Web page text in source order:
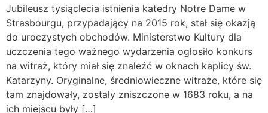
Jubileusz tysiąclecia istnienia katedry Notre Dame w
Strasbourgu, przypadający na 2015 rok, stał się okazją
do uroczystych obchodów. Ministerstwo Kultury dla
uczczenia tego ważnego wydarzenia ogłosiło konkurs
na witraż, który miał się znaleźć w oknach kaplicy św.
Katarzyny. Oryginalne, średniowieczne witraże, które się
tam znajdowały, zostały zniszczone w 1683 roku, a na
ich miejscu były […]